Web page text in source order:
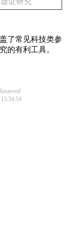
了常见科技类参
的有利工具。